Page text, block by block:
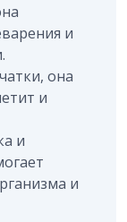
и
она
и
и
и